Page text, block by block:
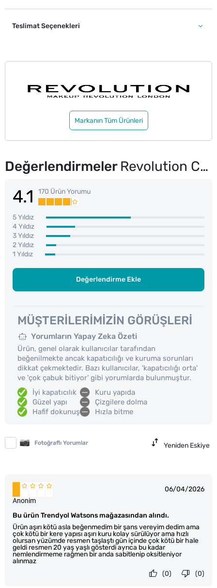
Teslimat Seçenekleri
Markanın Tüm Ürünleri
Değerlendirmeler Revolution Conceal & Define Mat Bitişli Kapatıcı C6
4.1 170 Ürün Yorumu
5 Yıldız
4 Yıldız
3 Yıldız
2 Yıldız
1 Yıldız
Değerlendirme Ekle
MÜŞTERILERIMIZIN GÖRÜŞLERI
Yorumların Yapay Zeka Özeti
Ürün, genel olarak kullanıcılar tarafından
beğenilmekte ancak kapatıcılığı ve kuruma sorunları
dikkat çekmektedir. Bazı kullanıcılar, 'kapatıcılığı orta'
ve 'çok çabuk bitiyor' gibi yorumlarda bulunmuştur.
İyi kapatıcılık
Güzel yapı
Hafif dokunuş
Kuru yapıda
Çizgilere dolma
Hızla bitme
Fotoğraflı Yorumlar Yeniden Eskiye
06/04/2026
Bu ürün Trendyol Watsons mağazasından alındı.
Ürün aşırı kötü asla beğenmedim bir şans vereyim dedim ama
çok kötü bir kere yapısı aşırı kuru kolay sürülüyor ama hızlı
olursan yüzümde resmen taşlaştı gün içinde çok kötü bir hale
geldi resmen 20 yaş yaşlı gösterdi ayrıca bu kadar
nemlendirmeme rağmen bir anda sabitlenip oksitleniyor
alınmaz
Anonim
(0)
(0)